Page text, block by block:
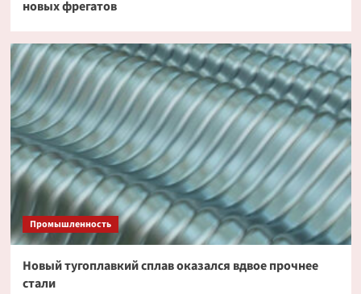
новых фрегатов
Промышленность
Новый тугоплавкий сплав оказался вдвое прочнее
стали